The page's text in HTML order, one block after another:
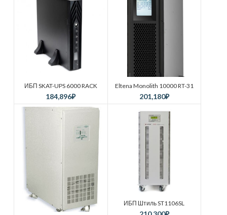
ИБП SKAT-UPS 6000 RACK
184,896₽
Eltena Monolith 10000 RT-31
201,180₽
ИБП Штиль ST1106SL